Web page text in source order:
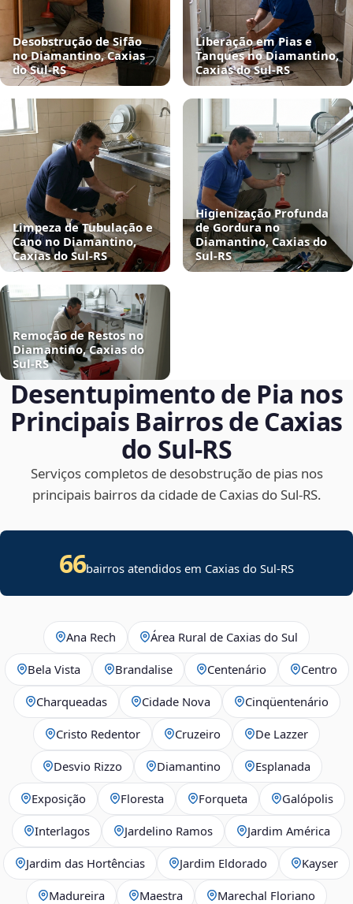
Desobstrução de Sifão
no Diamantino, Caxias
do Sul‑RS
Liberação em Pias e
Tanques no Diamantino,
Caxias do Sul‑RS
Limpeza de Tubulação e
Cano no Diamantino,
Caxias do Sul‑RS
Higienização Profunda
de Gordura no
Diamantino, Caxias do
Sul‑RS
Remoção de Restos no
Diamantino, Caxias do
Sul‑RS
Desentupimento de Pia nos
Principais Bairros de Caxias
do Sul‑RS
Serviços completos de desobstrução de pias nos
principais bairros da cidade de Caxias do Sul‑RS.
66bairros atendidos em Caxias do Sul-RS
Ana Rech Área Rural de Caxias do Sul
Bela Vista Brandalise Centenário Centro
Charqueadas Cidade Nova Cinqüentenário
Cristo Redentor Cruzeiro De Lazzer
Desvio Rizzo Diamantino Esplanada
Exposição Floresta Forqueta Galópolis
Interlagos Jardelino Ramos Jardim América
Jardim das Hortências Jardim Eldorado Kayser
Madureira Maestra Marechal Floriano